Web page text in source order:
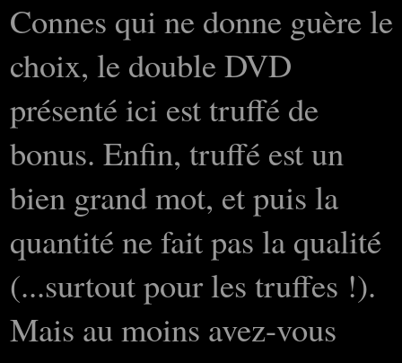
Connes qui ne donne guère le
choix, le double DVD
présenté ici est truffé de
bonus. Enfin, truffé est un
bien grand mot, et puis la
quantité ne fait pas la qualité
(...surtout pour les truffes !).
Mais au moins avez-vous